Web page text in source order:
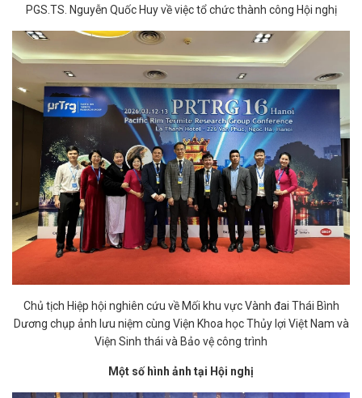
PGS.TS. Nguyễn Quốc Huy về việc tổ chức thành công Hội nghị
Chủ tịch Hiệp hội nghiên cứu về Mối khu vực Vành đai Thái Bình
Dương chụp ảnh lưu niệm cùng Viện Khoa học Thủy lợi Việt Nam và
Viện Sinh thái và Bảo vệ công trình
Một số hình ảnh tại Hội nghị